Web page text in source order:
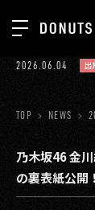
TOP
2026.06.04 出
TOP NEWS
乃木坂46 金
の裏表紙公開！